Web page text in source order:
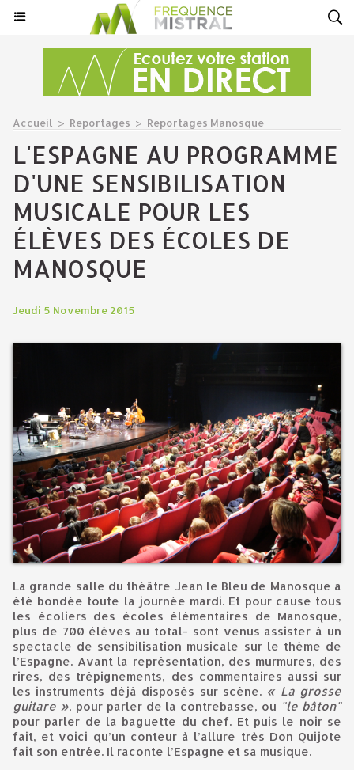
Accueil > Reportages > Reportages Manosque
L'ESPAGNE AU PROGRAMME
D'UNE SENSIBILISATION
MUSICALE POUR LES
ÉLÈVES DES ÉCOLES DE
MANOSQUE
Jeudi 5 Novembre 2015
La grande salle du théâtre Jean le Bleu de Manosque a
été bondée toute la journée mardi. Et pour cause tous
les écoliers des écoles élémentaires de Manosque,
plus de 700 élèves au total- sont venus assister à un
spectacle de sensibilisation musicale sur le thème de
l’Espagne. Avant la représentation, des murmures, des
rires, des trépignements, des commentaires aussi sur
les instruments déjà disposés sur scène.« La grosse
guitare », pour parler de la contrebasse, ou "le bâton"
pour parler de la baguette du chef. Et puis le noir se
fait, et voici qu’un conteur à l’allure très Don Quijote
fait son entrée. Il raconte l’Espagne et sa musique.